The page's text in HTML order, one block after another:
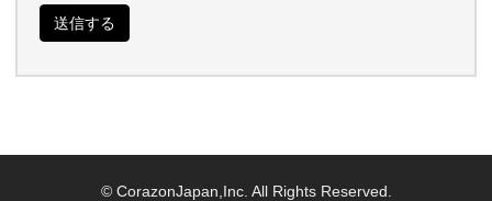
© CorazonJapan,Inc. All Rights Reserved.